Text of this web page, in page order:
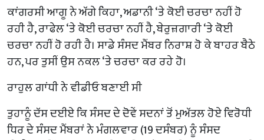
ਕਾਂਗਰਸੀ ਆਗੂ ਨੇ ਅੱਗੇ ਕਿਹਾ, ਅਡਾਨੀ ‘ਤੇ ਕੋਈ ਚਰਚਾ ਨਹੀਂ ਹੋ
ਰਹੀ ਹੈ, ਰਾਫੇਲ ‘ਤੇ ਕੋਈ ਚਰਚਾ ਨਹੀਂ ਹੈ, ਬੇਰੁਜ਼ਗਾਰੀ ‘ਤੇ ਕੋਈ
ਚਰਚਾ ਨਹੀਂ ਹੋ ਰਹੀ ਹੈ। ਸਾਡੇ ਸੰਸਦ ਮੈਂਬਰ ਨਿਰਾਸ਼ ਹੋ ਕੇ ਬਾਹਰ ਬੈਠੇ
ਹਨ, ਪਰ ਤੁਸੀਂ ਉਸ ਨਕਲ ‘ਤੇ ਚਰਚਾ ਕਰ ਰਹੇ ਹੋ।
ਰਾਹੁਲ ਗਾਂਧੀ ਨੇ ਵੀਡੀਓ ਬਣਾਈ ਸੀ
ਤੁਹਾਨੂੰ ਦੱਸ ਦਈਏ ਕਿ ਸੰਸਦ ਦੇ ਦੋਵੇਂ ਸਦਨਾਂ ਤੋਂ ਮੁਅੱਤਲ ਹੋਏ ਵਿਰੋਧੀ
ਧਿਰ ਦੇ ਸੰਸਦ ਮੈਂਬਰਾਂ ਨੇ ਮੰਗਲਵਾਰ (19 ਦਸੰਬਰ) ਨੂੰ ਸੰਸਦ